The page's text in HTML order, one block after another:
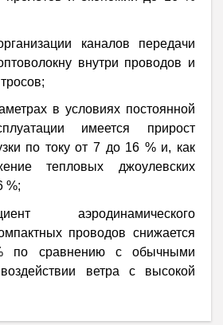
каналов передачи
внутри проводов и
в условиях постоянной
имеется прирост
по току от 7 до 16 % и, как
тепловых джоулевских
%;
аэродинамического
проводов снижается
сравнению с обычными
ветра с высокой